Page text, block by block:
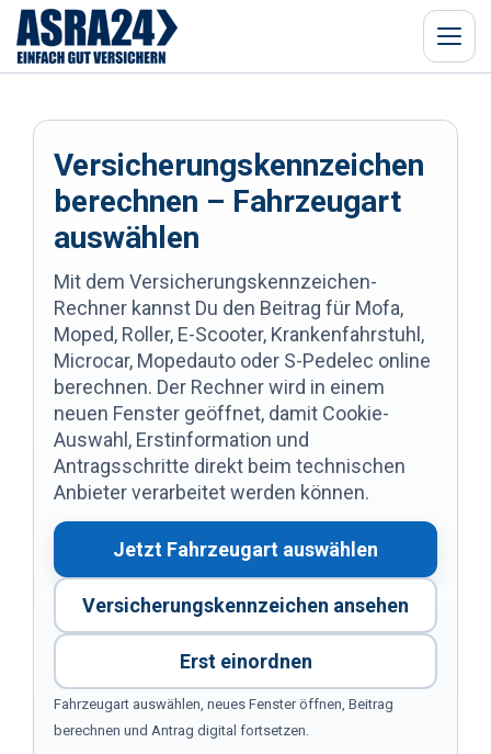
Menü
Versicherungskennzeichen
berechnen – Fahrzeugart
auswählen
Mit dem Versicherungskennzeichen-
Rechner kannst Du den Beitrag für Mofa,
Moped, Roller, E-Scooter, Krankenfahrstuhl,
Microcar, Mopedauto oder S-Pedelec online
berechnen. Der Rechner wird in einem
neuen Fenster geöffnet, damit Cookie-
Auswahl, Erstinformation und
Antragsschritte direkt beim technischen
Anbieter verarbeitet werden können.
Jetzt Fahrzeugart auswählen
Versicherungskennzeichen ansehen
Erst einordnen
Fahrzeugart auswählen, neues Fenster öffnen, Beitrag
berechnen und Antrag digital fortsetzen.